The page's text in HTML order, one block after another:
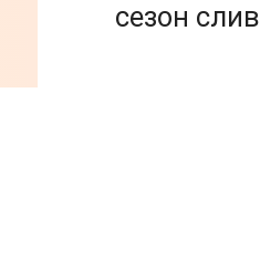
сезон слив